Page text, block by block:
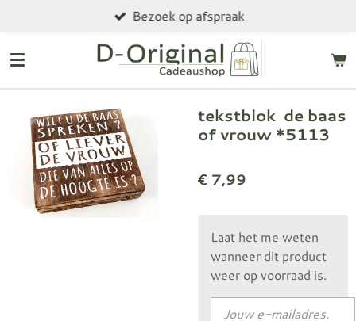
naar
hoofdinhoud
Bezoek op afspraak
tekstblok de baas
of vrouw *5113
€ 7,99
Laat het me weten
wanneer dit product
weer op voorraad is.